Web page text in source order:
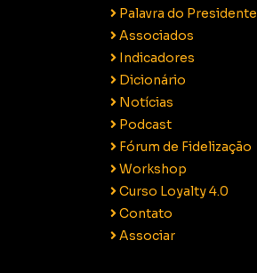
Palavra do Presidente
Associados
Indicadores
Dicionário
Notícias
Podcast
Fórum de Fidelização
Workshop
Curso Loyalty 4.0
Contato
Associar